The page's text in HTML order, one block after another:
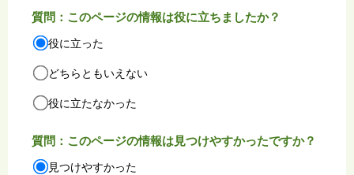
質問：このページの情報は役に立ちましたか？
役に立った
どちらともいえない
役に立たなかった
質問：このページの情報は見つけやすかったですか？
見つけやすかった